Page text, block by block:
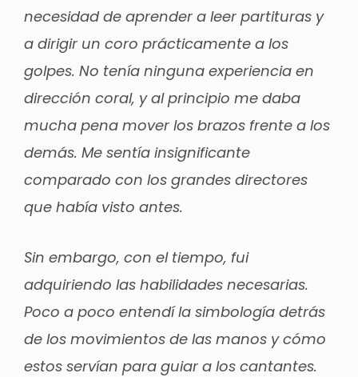
necesidad de aprender a leer partituras y
a dirigir un coro prácticamente a los
golpes. No tenía ninguna experiencia en
dirección coral, y al principio me daba
mucha pena mover los brazos frente a los
demás. Me sentía insignificante
comparado con los grandes directores
que había visto antes.
Sin embargo, con el tiempo, fui
adquiriendo las habilidades necesarias.
Poco a poco entendí la simbología detrás
de los movimientos de las manos y cómo
estos servían para guiar a los cantantes.